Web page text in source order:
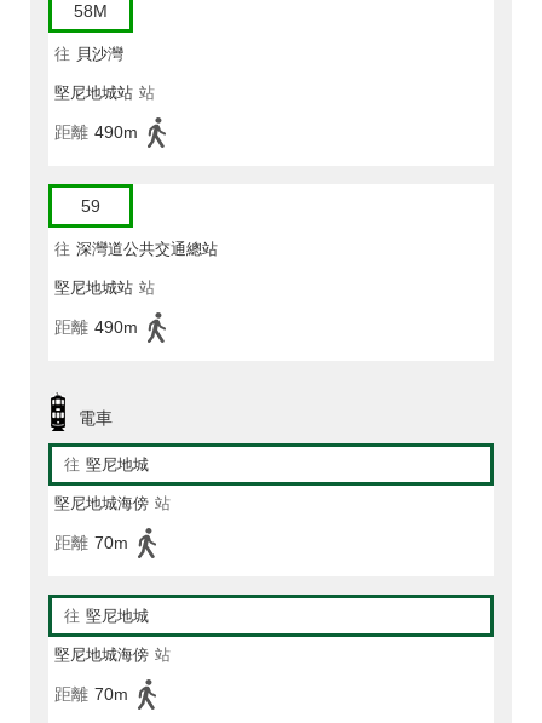
58M
往 貝沙灣
堅尼地城站 站
距離 490m
59
往 深灣道公共交通總站
堅尼地城站 站
距離 490m
電車
往 堅尼地城
堅尼地城海傍 站
距離 70m
往 堅尼地城
堅尼地城海傍 站
距離 70m